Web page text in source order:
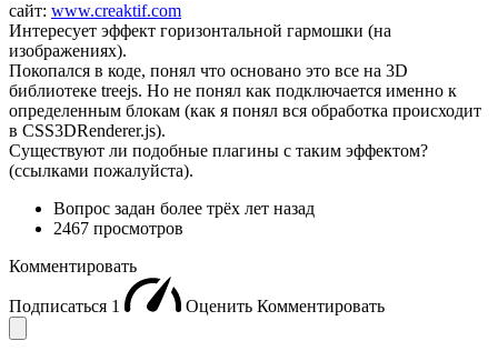
сайт: www.creaktif.com
Интересует эффект горизонтальной гармошки (на
изображениях).
Покопался в коде, понял что основано это все на 3D
библиотеке treejs. Но не понял как подключается именно к
определенным блокам (как я понял вся обработка происходит
в CSS3DRenderer.js).
Существуют ли подобные плагины с таким эффектом?
(ссылками пожалуйста).
Вопрос задан более трёх лет назад
2467 просмотров
Комментировать
Подписаться 1 Оценить Комментировать